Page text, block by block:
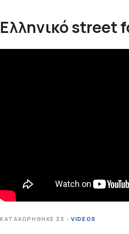
Ελληνικό street
ΚΑΤΑΧΩΡΉΘΗΚΕ ΣΕ VIDEOS